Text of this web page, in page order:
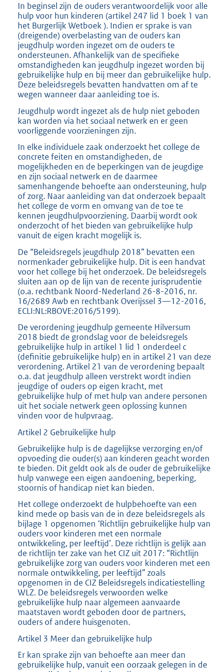
In beginsel zijn de ouders verantwoordelijk voor alle
hulp voor hun kinderen (artikel 247 lid 1 boek 1 van
het Burgerlijk Wetboek ). Indien er sprake is van
(dreigende) overbelasting van de ouders kan
jeugdhulp worden ingezet om de ouders te
ondersteunen. Afhankelijk van de specifieke
omstandigheden kan jeugdhulp ingezet worden bij
gebruikelijke hulp en bij meer dan gebruikelijke hulp.
Deze beleidsregels bevatten handvatten om af te
wegen wanneer daar aanleiding toe is.
Jeugdhulp wordt ingezet als de hulp niet geboden
kan worden via het sociaal netwerk en er geen
voorliggende voorzieningen zijn.
In elke individuele zaak onderzoekt het college de
concrete feiten en omstandigheden, de
mogelijkheden en de beperkingen van de jeugdige
en zijn sociaal netwerk en de daarmee
samenhangende behoefte aan ondersteuning, hulp
of zorg. Naar aanleiding van dat onderzoek bepaalt
het college de vorm en omvang van de toe te
kennen jeugdhulpvoorziening. Daarbij wordt ook
onderzocht of het bieden van gebruikelijke hulp
vanuit de eigen kracht mogelijk is.
De “Beleidsregels jeugdhulp 2018” bevatten een
normenkader gebruikelijke hulp. Dit is een handvat
voor het college bij het onderzoek. De beleidsregels
sluiten aan op de lijn van de recente jurisprudentie
(o.a. rechtbank Noord-Nederland 26-8-2016, nr.
16/2689 Awb en rechtbank Overijssel 3—12-2016,
ECLI:NL:RBOVE:2016/5199).
De verordening jeugdhulp gemeente Hilversum
2018 biedt de grondslag voor de beleidsregels
gebruikelijke hulp in artikel 1 lid 1 onderdeel c
(definitie gebruikelijke hulp) en in artikel 21 van deze
verordening. Artikel 21 van de verordening bepaalt
o.a. dat jeugdhulp alleen verstrekt wordt indien
jeugdige of ouders op eigen kracht, met
gebruikelijke hulp of met hulp van andere personen
uit het sociale netwerk geen oplossing kunnen
vinden voor de hulpvraag.
Artikel 2 Gebruikelijke hulp
Gebruikelijke hulp is de dagelijkse verzorging en/of
opvoeding die ouder(s) aan kinderen geacht worden
te bieden. Dit geldt ook als de ouder de gebruikelijke
hulp vanwege een eigen aandoening, beperking,
stoornis of handicap niet kan bieden.
Het college onderzoekt de hulpbehoefte van een
kind mede op basis van de in deze beleidsregels als
bijlage 1 opgenomen ‘Richtlijn gebruikelijke hulp van
ouders voor kinderen met een normale
ontwikkeling, per leeftijd’. Deze richtlijn is gelijk aan
de richtlijn ter zake van het CIZ uit 2017: “Richtlijn
gebruikelijke zorg van ouders voor kinderen met een
normale ontwikkeling, per leeftijd” zoals
opgenomen in de CIZ Beleidsregels indicatiestelling
WLZ. De beleidsregels verwoorden welke
gebruikelijke hulp naar algemeen aanvaarde
maatstaven wordt geboden door de partners,
ouders of andere huisgenoten.
Artikel 3 Meer dan gebruikelijke hulp
Er kan sprake zijn van behoefte aan meer dan
gebruikelijke hulp, vanuit een oorzaak gelegen in de